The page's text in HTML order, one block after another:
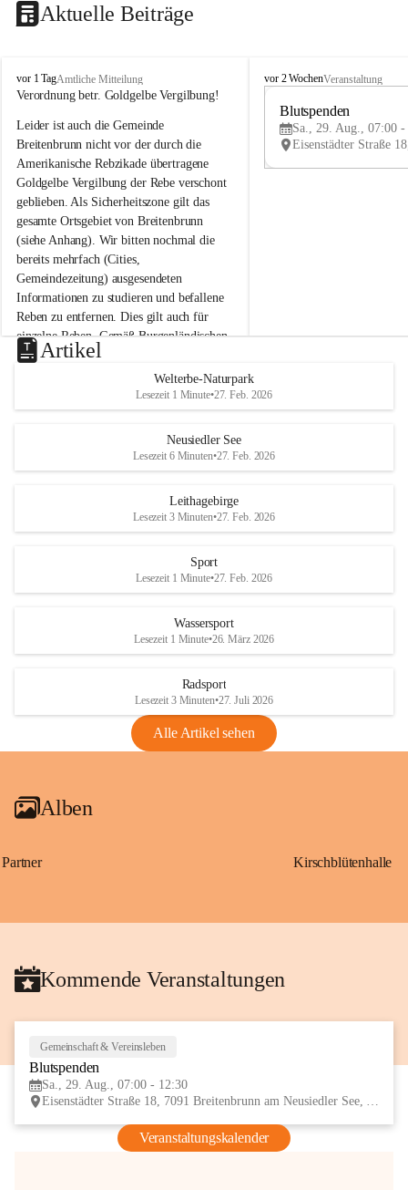
Aktuelle Beiträge
B
r
i
t
e
n
b
r
u
n
n
a
m
N
e
u
s
d
S
vor 1 TagAmtliche Mitteilung
Verordnung betr. Goldgelbe Vergilbung!
Leider ist auch die Gemeinde
Breitenbrunn nicht vor der durch die
Amerikanische Rebzikade übertragene
Goldgelbe Vergilbung der Rebe verschont
geblieben. Als Sicherheitszone gilt das
gesamte Ortsgebiet von Breitenbrunn
(siehe Anhang). Wir bitten nochmal die
bereits mehrfach (Cities,
Gemeindezeitung) ausgesendeten
Informationen zu studieren und befallene
Reben zu entfernen. Dies gilt auch für
einzelne Reben. Gemäß Burgenländischen
Weinbaugesetz sind nicht gepflegte oder
unzulässige Weingärten zu roden! Bitte
helfen wir zusammen um unsere Winzer
vor den prognostizierten Ernteausfällen
und den daraus folgenden wirtschaftlichen
Maßnahmen zur Bekämpfung
Rebe und der Amerikanischen
Anhang VBl. EU Nr. 18
1 Seite•1,4 MB
VBl. EU Nr. 18_2026
B
e
u
e
d
r
S
vor 2 WochenVeranstaltung
Blutspenden
Sa., 29. Aug., 07:00 -
Artikel
Welterbe-Naturpark
Lesezeit 1 Minute•27. Feb. 2026
Neusiedler See
Lesezeit 6 Minuten•27. Feb. 2026
Leithagebirge
Lesezeit 3 Minuten•27. Feb. 2026
Sport
Lesezeit 1 Minute•27. Feb. 2026
Wassersport
Lesezeit 1 Minute•26. März 2026
Radsport
Lesezeit 3 Minuten•27. Juli 2026
Alle Artikel sehen
Alben
Partner Kirschblütenhalle
Kommende Veranstaltungen
Gemeinschaft & Vereinsleben
Blutspenden
Sa., 29. Aug., 07:00 - 12:30
Eisenstädter Straße 18, 7091 Breitenbrunn am Neusiedler See, AUT
Veranstaltungskalender